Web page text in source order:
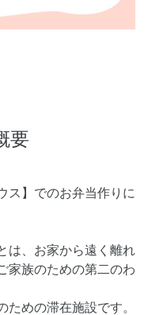
要
ス】でのお弁当作りに
は、お家から遠く離れ
家族のための第二のわ
めの滞在施設です。